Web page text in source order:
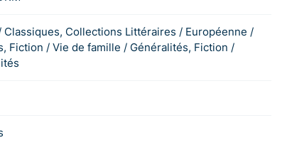
Classiques, Collections Littéraires / Européenne /
Fiction / Vie de famille / Généralités, Fiction /